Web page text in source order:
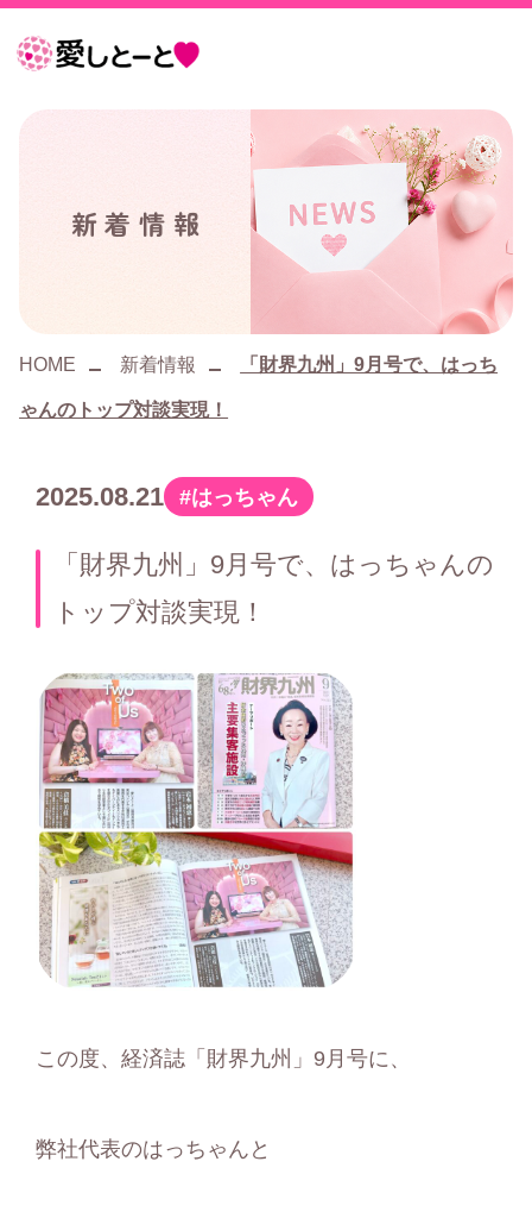
愛
新着情報
HOME 新着情報 「財界九州」9月号で、はっち
ゃんのトップ対談実現！
「財界九州」9月号で、はっちゃんの
トップ対談実現！
2025.08.21カ
ー
はっちゃん
この度、経済誌「財界九州」9月号に、
弊社代表のはっちゃんと